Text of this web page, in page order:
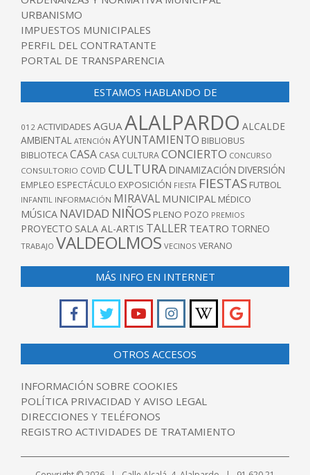
URBANISMO
IMPUESTOS MUNICIPALES
PERFIL DEL CONTRATANTE
PORTAL DE TRANSPARENCIA
ESTAMOS HABLANDO DE
012 ACTIVIDADES AGUAALALPARDO ALCALDE
AMBIENTAL ATENCIÓN AYUNTAMIENTO BIBLIOBUS
BIBLIOTECACASA CASA CULTURACONCIERTO CONCURSO
CONSULTORIO COVID CULTURA DINAMIZACIÓN DIVERSIÓN
EMPLEO ESPECTÁCULO EXPOSICIÓN FIESTA FIESTAS FUTBOL
INFANTIL INFORMACIÓN MIRAVAL MUNICIPAL MÉDICO
MÚSICA NAVIDAD NIÑOS PLENO POZO PREMIOS
PROYECTO SALA AL-ARTIS TALLER TEATRO TORNEO
TRABAJO VALDEOLMOS VECINOS VERANO
MÁS INFO EN INTERNET
OTROS ACCESOS
INFORMACIÓN SOBRE COOKIES
POLÍTICA PRIVACIDAD Y AVISO LEGAL
DIRECCIONES Y TELÉFONOS
REGISTRO ACTIVIDADES DE TRATAMIENTO